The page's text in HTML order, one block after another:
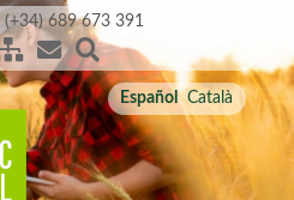
(+34) 689 673 391
Español Català